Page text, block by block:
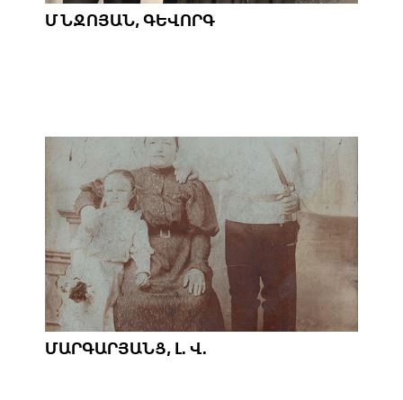
ՄՆՋՈՅԱՆ, ԳԵՎՈՐԳ
ՄԱՐԳԱՐՅԱՆՑ, Լ. Վ.